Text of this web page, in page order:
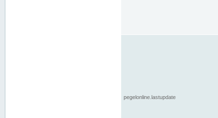
pegelonline.lastupdate